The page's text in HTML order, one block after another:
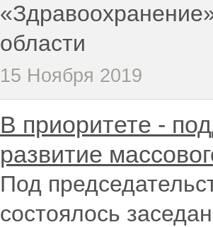
области
15 Ноября 2019
В приоритете -
развитие
Под
состоялось